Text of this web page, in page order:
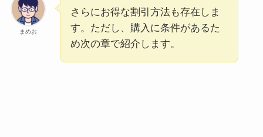
まめお
さらにお得な割引方法も存在しま
す。ただし、購入に条件があるた
め次の章で紹介します。